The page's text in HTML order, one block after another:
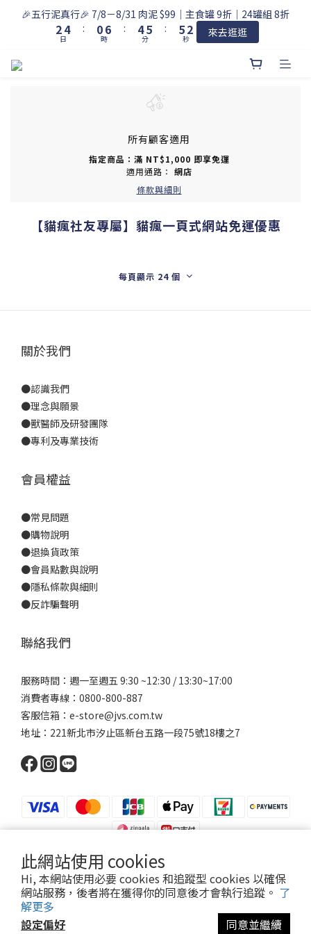
此網站使用 cookies
Hi, 本網站使用必要 cookies 和追蹤型 cookies 以確保
網站服務，後者將在獲得你的同意後才會執行追蹤。 了
解更多
設定偏好
同意並繼續
🎉五行泥真行🎉 7/8－8/31 肉泥 $99｜主食罐 9折｜24罐組 8折
3
2
1
5
4
3
日
:
1
0
7
6
5
時
:
5
4
3
6
5
4
0
分
:
6
5
4
3
2
1
秒 來去逛逛
所有顧客適用
指定商品：滿 NT$1,000 即享免運
適用通路： 網店
條款與細則
【貓瘋社友專屬】貓瘋一頁式網站免運優惠
每頁顯示 24 個
關於我們
●認識我們
●理念與願景
●獸醫師及研發團隊
●專利及專業技術
會員權益
●常見問題
●購物說明
●退換貨政策
●會員點數與說明
●隱私條款與細則
●反詐騙聲明
聯絡我們
服務時間：週一至週五 9:30 ~12:30 / 13:30~17:00
消費者專線：0800-800-887
客服信箱：e-store@jvs.com.tw
地址：221新北市汐止區新台五路一段75號18樓之7
Copyright 2021 ©寶昕股份有限公司 | Johnson V Science Corp., Ltd.
本公司所有產品已投保富邦產物產品責任險1000萬元